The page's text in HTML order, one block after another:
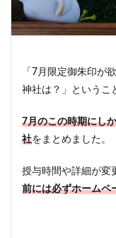
「7月限定御朱印が
神社は？」というこ
7月のこの時期にし
社をまとめました。
授与時間や詳細が変
前には必ずホームペ